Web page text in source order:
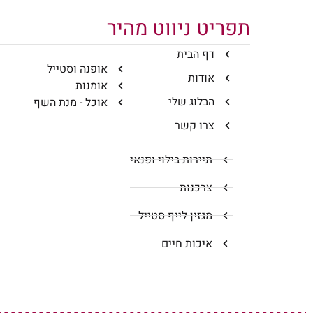
תפריט ניווט מהיר
דף הבית
אודות
הבלוג שלי
צרו קשר
אופנה וסטייל
אומנות
אוכל - מנת השף
תיירות בילוי ופנאי
צרכנות
מגזין לייף סטייל
איכות חיים